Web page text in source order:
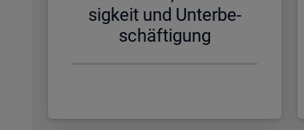
sig­keit und Un­ter­be­
schäf­ti­gung